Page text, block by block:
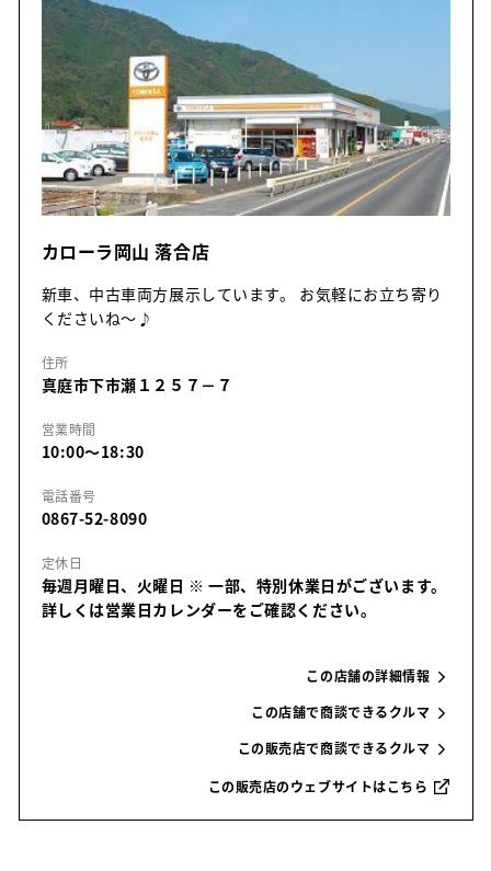
カローラ岡山 落合店
新車、中古車両方展示しています。 お気軽にお立ち寄り
くださいね～♪
住所
真庭市下市瀬１２５７－７
営業時間
10:00～18:30
電話番号
0867-52-8090
定休日
毎週月曜日、火曜日 ※ 一部、特別休業日がございます。
詳しくは営業日カレンダーをご確認ください。
この店舗の詳細情報
この店舗で商談できるクルマ
この販売店で商談できるクルマ
この販売店のウェブサイトはこちら